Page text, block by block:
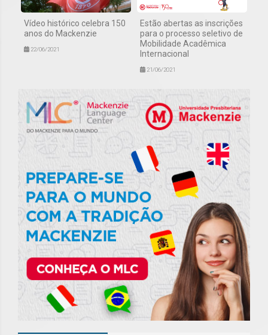
Vídeo histórico celebra 150
anos do Mackenzie
22/06/2021
Estão abertas as inscrições
para o processo seletivo de
Mobilidade Acadêmica
Internacional
21/06/2021